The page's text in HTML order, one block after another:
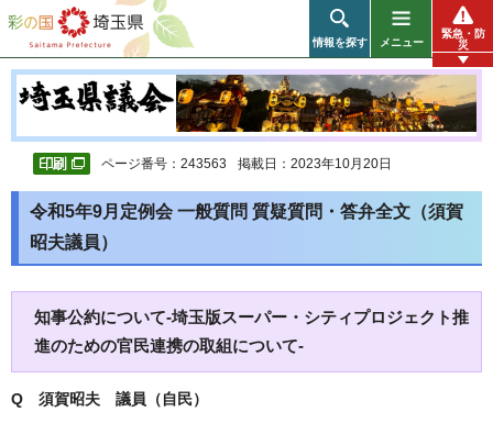
彩の国 埼玉県
情報を探す メニュー
緊急・防
災
ページ番号：243563 掲載日：2023年10月20日
令和5年9月定例会 一般質問 質疑質問・答弁全文（須賀
昭夫議員）
知事公約について-埼玉版スーパー・シティプロジェクト推
進のための官民連携の取組について-
Q 須賀昭夫 議員（自民）